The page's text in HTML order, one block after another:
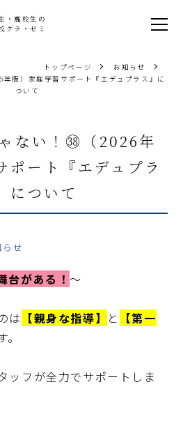
・高校生の
クラ・ゼミ
トップページ
お知らせ
版）家庭学習サポート『エデュプラス』に
ついて
ない！㊳（2026年
ポート『エデュプラ
について
らせ
台がある！ ～
は 【親身な指導】 と 【第一
。
ッフが全力でサポートしま